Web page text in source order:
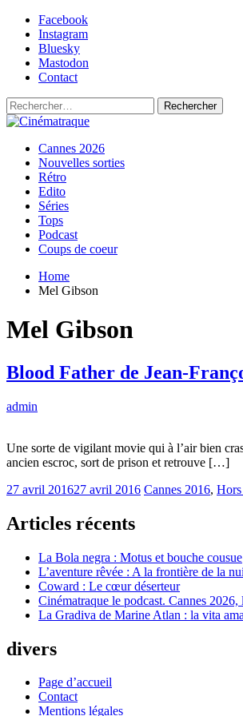
Skip
content
Facebook
Instagram
Bluesky
Mastodon
Contact
Rechercher :
Cinématraque
Si on avait du talent, on ferait des films
Primary
Menu
Cannes 2026
Nouvelles sorties
Rétro
Edito
Séries
Tops
Podcast
Coups de coeur
Home
Mel Gibson
Mel Gibson
Blood Father de Jean-
admin
Une sorte de vigilant movie qui à l’air bien
ancien escroc, sort de prison et retrouve […]
27 avril 201627 avril 2016 Cannes 2016,
Articles récents
La Bola negra : Motus et bouche cousue
L’aventure rêvée : A la frontière de la
Coward : Le cœur déserteur
Cinématraque le podcast. Cannes 2026,
La Gradiva de Marine Atlan : la vita
divers
Page d’accueil
Contact
Mentions légales